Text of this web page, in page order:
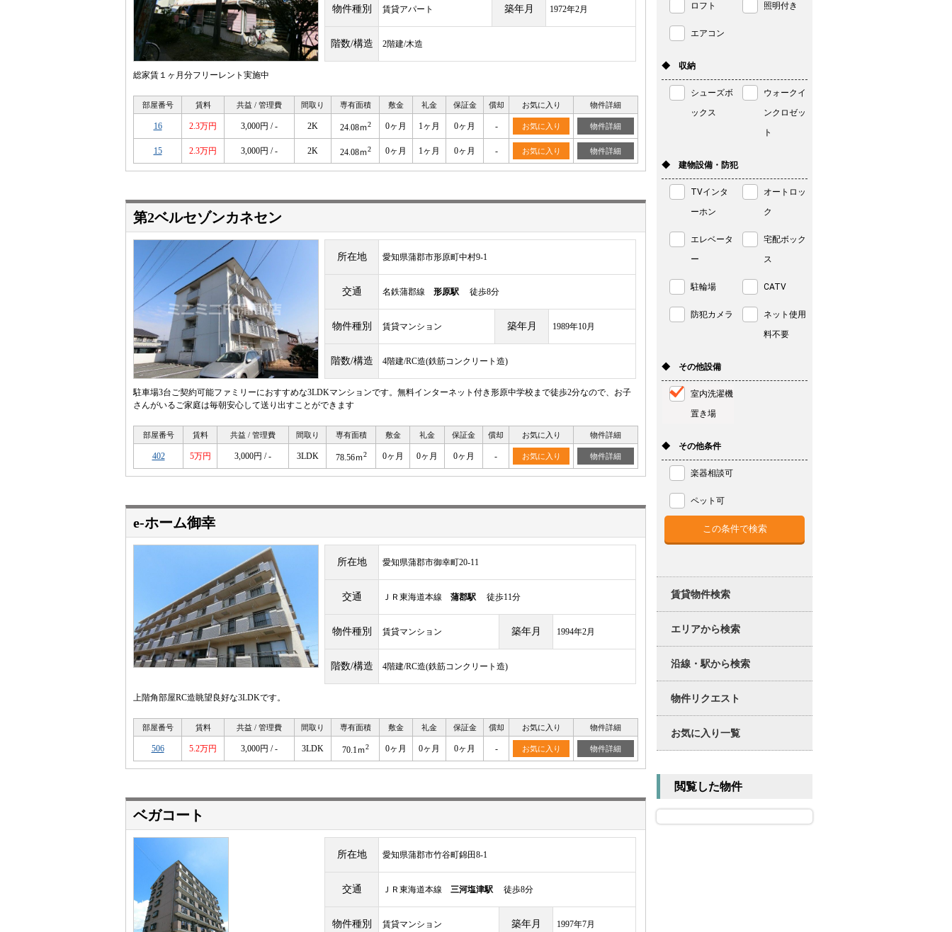
物件種別 賃貸アパート 築年月 1972年2月
階数/構造 2階建/木造
総家賃１ヶ月分フリーレント実施中
部屋番号 賃料 共益 / 管理費 間取り 専有面積 敷金 礼金 保証金 償却 お気に入り 物件詳細
16 2.3万円 3,000円 / - 2K 24.08ｍ2 0ヶ月 1ヶ月 0ヶ月 - お気に入り 物件詳細
15 2.3万円 3,000円 / - 2K 24.08ｍ2 0ヶ月 1ヶ月 0ヶ月 - お気に入り 物件詳細
第2ベルセゾンカネセン
所在地 愛知県蒲郡市形原町中村9-1
交通 名鉄蒲郡線 形原駅 徒歩8分
物件種別 賃貸マンション 築年月 1989年10月
階数/構造 4階建/RC造(鉄筋コンクリート造)
駐車場3台ご契約可能ファミリーにおすすめな3LDKマンションです。無料インターネット付き形原中学校まで徒歩2分なので、お子
さんがいるご家庭は毎朝安心して送り出すことができます
部屋番号 賃料 共益 / 管理費 間取り 専有面積 敷金 礼金 保証金 償却 お気に入り 物件詳細
402 5万円 3,000円 / - 3LDK 78.56ｍ2 0ヶ月 0ヶ月 0ヶ月 - お気に入り 物件詳細
e-ホーム御幸
所在地 愛知県蒲郡市御幸町20-11
交通 ＪＲ東海道本線 蒲郡駅 徒歩11分
物件種別 賃貸マンション 築年月 1994年2月
階数/構造 4階建/RC造(鉄筋コンクリート造)
上階角部屋RC造眺望良好な3LDKです。
部屋番号 賃料 共益 / 管理費 間取り 専有面積 敷金 礼金 保証金 償却 お気に入り 物件詳細
506 5.2万円 3,000円 / - 3LDK 70.1ｍ2 0ヶ月 0ヶ月 0ヶ月 - お気に入り 物件詳細
ベガコート
所在地 愛知県蒲郡市竹谷町錦田8-1
交通 ＪＲ東海道本線 三河塩津駅 徒歩8分
物件種別 賃貸マンション 築年月 1997年7月
ロフト 照明付き
エアコン
◆ 収納
シューズボ
ックス
ウォークイ
ンクロゼッ
ト
◆ 建物設備・防犯
TVインタ
ーホン
オートロッ
ク
エレベータ
ー
宅配ボック
ス
駐輪場 CATV
防犯カメラ
ネット使用
料不要
◆ その他設備
室内洗濯機
置き場
◆ その他条件
楽器相談可
ペット可
賃貸物件検索
エリアから検索
沿線・駅から検索
物件リクエスト
お気に入り一覧
閲覧した物件